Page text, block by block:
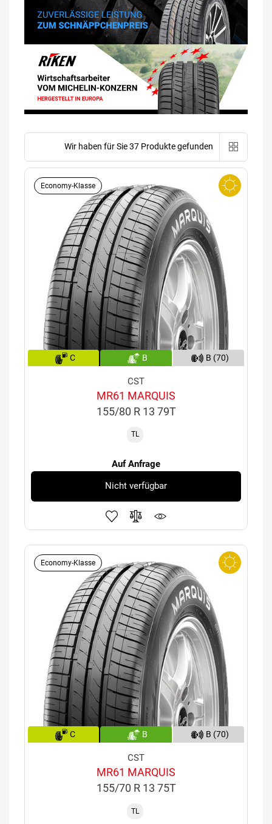
Wir haben für Sie 37 Produkte gefunden
Economy-Klasse
C B B (70)
CST
MR61 MARQUIS
155/80 R 13 79T
TL
Auf Anfrage
Nicht verfügbar
Economy-Klasse
C B B (70)
CST
MR61 MARQUIS
155/70 R 13 75T
TL